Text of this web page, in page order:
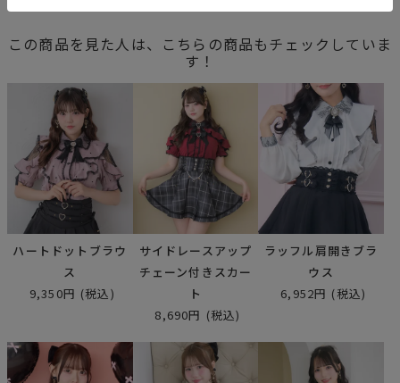
この商品を見た人は、こちらの商品もチェックしていま
す！
ハートドットブラウ
ス
9,350円 (税込)
サイドレースアップ
チェーン付きスカー
ト
8,690円 (税込)
ラッフル肩開きブラ
ウス
6,952円 (税込)